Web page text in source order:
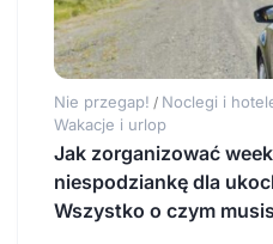
Nie przegap! / Noclegi i
Wakacje i urlop
Jak zorganizować
niespodziankę dla
Wszystko o czym